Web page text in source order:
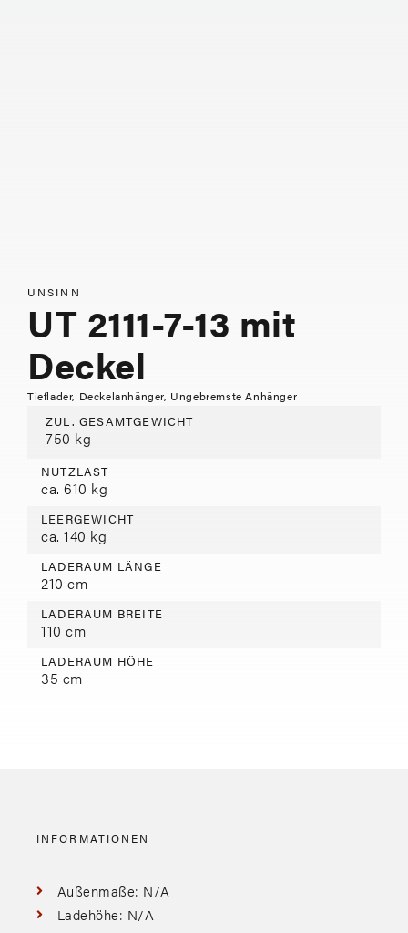
UNSINN
UT 2111-7-13 mit
Deckel
Tieflader, Deckelanhänger, Ungebremste Anhänger
ZUL. GESAMTGEWICHT
750 kg
NUTZLAST
ca. 610 kg
LEERGEWICHT
ca. 140 kg
LADERAUM LÄNGE
210 cm
LADERAUM BREITE
110 cm
LADERAUM HÖHE
35 cm
INFORMATIONEN
Außenmaße: N/A
Ladehöhe: N/A